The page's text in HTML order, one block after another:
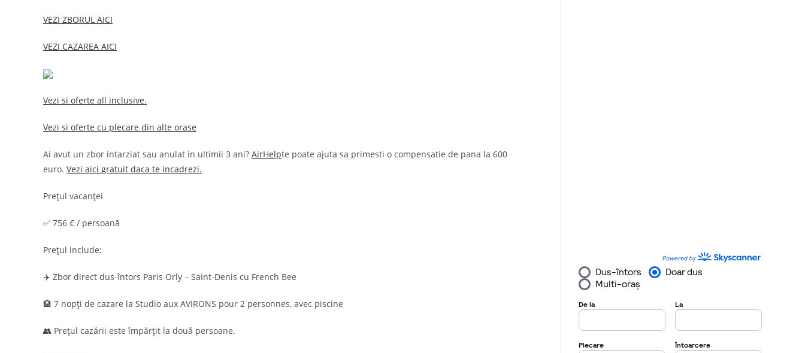
VEZI ZBORUL AICI
VEZI CAZAREA AICI
Vezi si oferte all inclusive.
Vezi si oferte cu plecare din alte orase
Ai avut un zbor intarziat sau anulat in ultimii 3 ani? AirHelpte poate ajuta sa primesti o compensatie de pana la 600
euro. Vezi aici gratuit daca te incadrezi.
Prețul vacanței
✅ 756 € / persoană
Prețul include:
✈️ Zbor direct dus-întors Paris Orly – Saint-Denis cu French Bee
🏨 7 nopți de cazare la Studio aux AVIRONS pour 2 personnes, avec piscine
👥 Prețul cazării este împărțit la două persoane.